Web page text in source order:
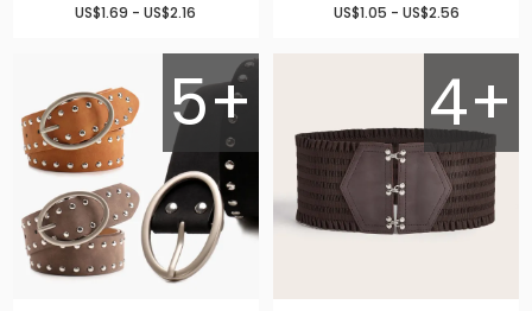
US$1.69 - US$2.16 US$1.05 - US$2.56
5+ 4+